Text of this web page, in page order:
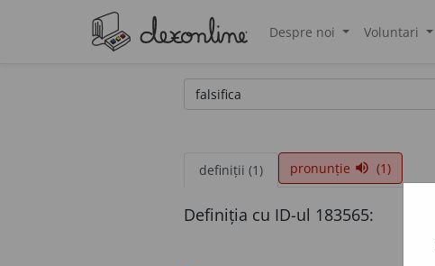
Despre noi Voluntari
definiții (1) pronunție volume_up (1)
Definiția cu ID-ul 183565: